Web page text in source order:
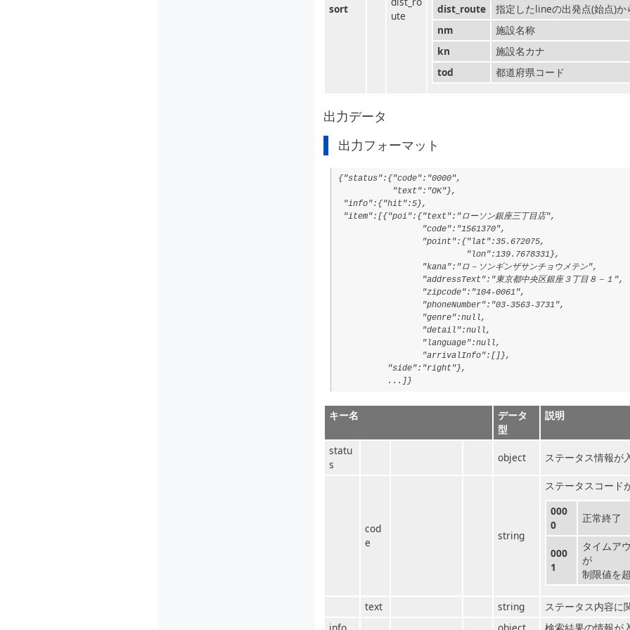
sort
ute
dist_route
指定したlineの出発点(始点)か
nm
施設名称
kn
施設名カナ
tod
都道府県コード
出力データ
出力フォーマット
{"status":{"code":"0000",
"text":"OK"},
"info":{"hit":5},
"item":[{"poi":{"text":"ローソン銀座三丁目店",
"code":"1561370",
"point":{"lat":35.672075,
"lon":139.7678331},
"kana":"ロ－ソンギンザサンチョウメテン",
"addressText":"東京都中央区銀座３丁目８－１",
"zipcode":"104-0061",
"phoneNumber":"03-3563-3731",
"genre":null,
"detail":null,
"language":null,
"arrivalInfo":[]},
"side":"right"},
...]}
キー名
データ
型
説明
statu
s
object ステータス情報が
cod
e
string
ステータスコード
000
0
正常終了
000
1
タイムア
が
制限値を
text string
ステータス内容に
info
object 検索結果の情報が